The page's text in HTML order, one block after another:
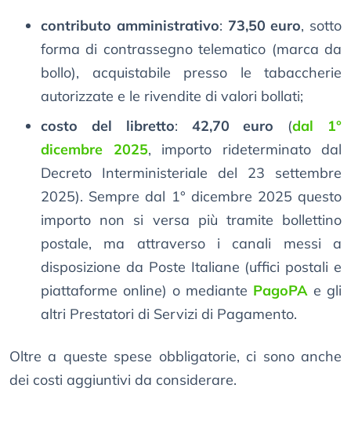
contributo amministrativo: 73,50 euro, sotto
forma di contrassegno telematico (marca da
bollo), acquistabile presso le tabaccherie
autorizzate e le rivendite di valori bollati;
costo del libretto: 42,70 euro (dal 1°
dicembre 2025, importo rideterminato dal
Decreto Interministeriale del 23 settembre
2025). Sempre dal 1° dicembre 2025 questo
importo non si versa più tramite bollettino
postale, ma attraverso i canali messi a
disposizione da Poste Italiane (uffici postali e
piattaforme online) o mediante PagoPA e gli
altri Prestatori di Servizi di Pagamento.
Oltre a queste spese obbligatorie, ci sono anche
dei costi aggiuntivi da considerare.